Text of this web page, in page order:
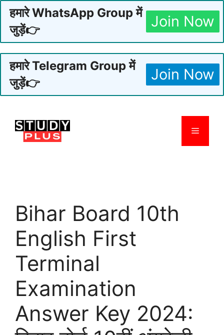
हमारे WhatsApp Group में
जुड़ें👉
Join Now
हमारे Telegram Group में
जुड़ें👉
Join Now
content
Menu
Bihar Board 10th
English First
Terminal
Examination
Answer Key 2024: